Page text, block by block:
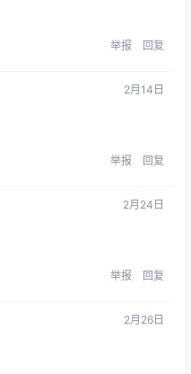
举报 回复
2月14日
举报 回复
2月24日
举报 回复
2月26日